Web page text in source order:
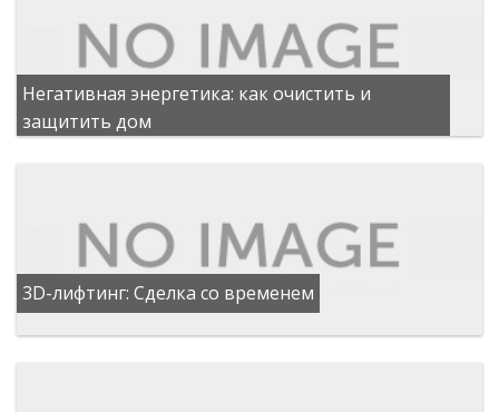
Негативная энергетика: как очистить и
защитить дом
3D-лифтинг: Сделка со временем